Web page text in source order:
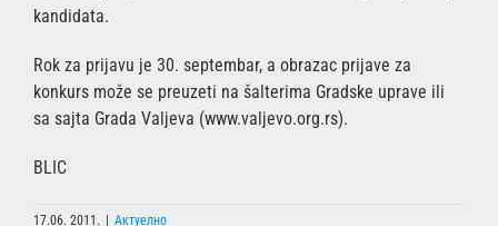
kandidata.
Rok za prijavu je 30. septembar, a obrazac prijave za
konkurs može se preuzeti na šalterima Gradske uprave ili
sa sajta Grada Valjeva (www.valjevo.org.rs).
BLIC
17.06. 2011. | Актуелно